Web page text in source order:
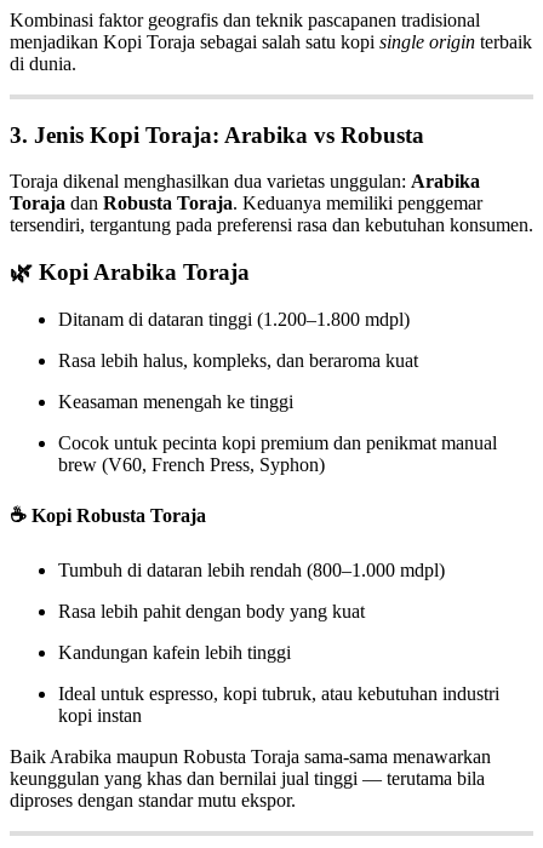
Kombinasi faktor geografis dan teknik pascapanen tradisional
menjadikan Kopi Toraja sebagai salah satu kopi single origin terbaik
di dunia.
3. Jenis Kopi Toraja: Arabika vs Robusta
Toraja dikenal menghasilkan dua varietas unggulan: Arabika
Toraja dan Robusta Toraja. Keduanya memiliki penggemar
tersendiri, tergantung pada preferensi rasa dan kebutuhan konsumen.
🌿 Kopi Arabika Toraja
Ditanam di dataran tinggi (1.200–1.800 mdpl)
Rasa lebih halus, kompleks, dan beraroma kuat
Keasaman menengah ke tinggi
Cocok untuk pecinta kopi premium dan penikmat manual
brew (V60, French Press, Syphon)
☕ Kopi Robusta Toraja
Tumbuh di dataran lebih rendah (800–1.000 mdpl)
Rasa lebih pahit dengan body yang kuat
Kandungan kafein lebih tinggi
Ideal untuk espresso, kopi tubruk, atau kebutuhan industri
kopi instan
Baik Arabika maupun Robusta Toraja sama-sama menawarkan
keunggulan yang khas dan bernilai jual tinggi — terutama bila
diproses dengan standar mutu ekspor.